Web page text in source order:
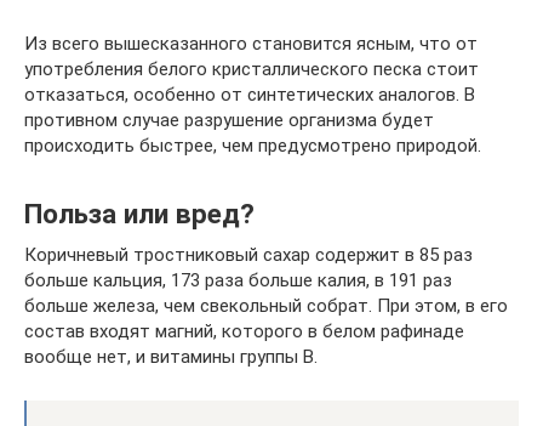
Из всего вышесказанного становится ясным, что от
употребления белого кристаллического песка стоит
отказаться, особенно от синтетических аналогов. В
противном случае разрушение организма будет
происходить быстрее, чем предусмотрено природой.
Польза или вред?
Коричневый тростниковый сахар содержит в 85 раз
больше кальция, 173 раза больше калия, в 191 раз
больше железа, чем свекольный собрат. При этом, в его
состав входят магний, которого в белом рафинаде
вообще нет, и витамины группы В.